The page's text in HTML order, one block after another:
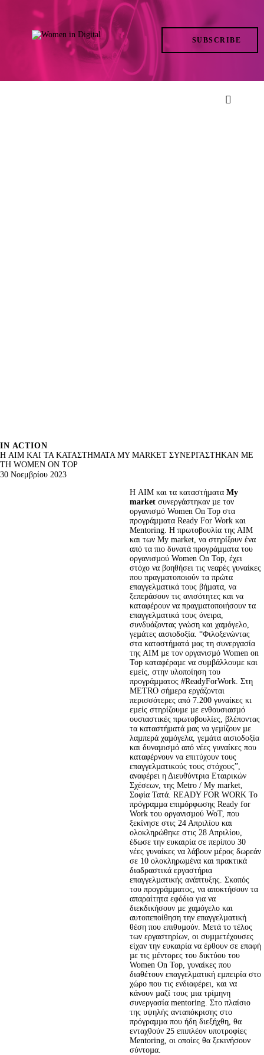
SUBSCRIBE
TRENDS
IN ACTION
H ΑΙΜ ΚΑΙ ΤΑ ΚΑΤΑΣΤΗΜΑΤΑ MY MARKET ΣΥΝΕΡΓΑΣΤΗΚΑΝ ΜΕ
ΤΗ WOMEN ON TOP
30 Νοεμβρίου 2023
H ΑΙΜ και τα καταστήµατα My
market συνεργάστηκαν µε τον
οργανισµό Women Οn Top στα
προγράµµατα Ready For Work και
Mentoring. H πρωτοβουλία της ΑΙΜ
και των My market, να στηρίξουν ένα
από τα πιο δυνατά προγράµµατα του
οργανισµού Women Οn Top, έχει
στόχο να βοηθήσει τις νεαρές γυναίκες
που πραγµατοποιούν τα πρώτα
επαγγελµατικά τους βήµατα, να
ξεπεράσουν τις ανισότητες και να
καταφέρουν να πραγµατοποιήσουν τα
επαγγελµατικά τους όνειρα,
συνδυάζοντας γνώση και χαµόγελο,
γεµάτες αισιοδοξία. “Φιλοξενώντας
στα καταστήµατά µας τη συνεργασία
της ΑΙΜ µε τον οργανισµό Women on
Top καταφέραµε να συµβάλλουµε και
εµείς, στην υλοποίηση του
προγράµµατος #ReadyForWork. Στη
METRO σήµερα εργάζονται
περισσότερες από 7.200 γυναίκες κι
εµείς στηρίζουµε µε ενθουσιασµό
ουσιαστικές πρωτοβουλίες, βλέποντας
τα καταστήµατά µας να γεµίζουν µε
λαµπερά χαµόγελα, γεµάτα αισιοδοξία
και δυναµισµό από νέες γυναίκες που
καταφέρνουν να επιτύχουν τους
επαγγελµατικούς τους στόχους”,
αναφέρει η Διευθύντρια Εταιρικών
Σχέσεων, της Metro / My market,
Σοφία Τατά. READY FOR WORK Το
πρόγραµµα επιµόρφωσης Ready for
Work του οργανισµού WoT, που
ξεκίνησε στις 24 Απριλίου και
ολοκληρώθηκε στις 28 Απριλίου,
έδωσε την ευκαιρία σε περίπου 30
νέες γυναίκες να λάβουν µέρος δωρεάν
σε 10 ολοκληρωµένα και πρακτικά
διαδραστικά εργαστήρια
επαγγελµατικής ανάπτυξης. Σκοπός
του προγράµµατος, να αποκτήσουν τα
απαραίτητα εφόδια για να
διεκδικήσουν µε χαµόγελο και
αυτοπεποίθηση την επαγγελµατική
θέση που επιθυµούν. Μετά το τέλος
των εργαστηρίων, οι συµµετέχουσες
είχαν την ευκαιρία να έρθουν σε επαφή
µε τις µέντορες του δικτύου του
Women On Top, γυναίκες που
διαθέτουν επαγγελµατική εµπειρία στο
χώρο που τις ενδιαφέρει, και να
κάνουν µαζί τους µια τρίµηνη
συνεργασία mentoring. Στο πλαίσιο
της υψηλής ανταπόκρισης στο
πρόγραµµα που ήδη διεξήχθη, θα
ενταχθούν 25 επιπλέον υποτροφίες
Mentoring, οι οποίες θα ξεκινήσουν
σύντοµα.